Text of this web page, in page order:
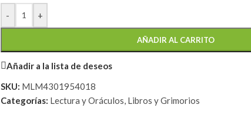
- +
AÑADIR AL CARRITO
Añadir a la lista de deseos
SKU: MLM4301954018
Categorías: Lectura y Oráculos, Libros y Grimorios